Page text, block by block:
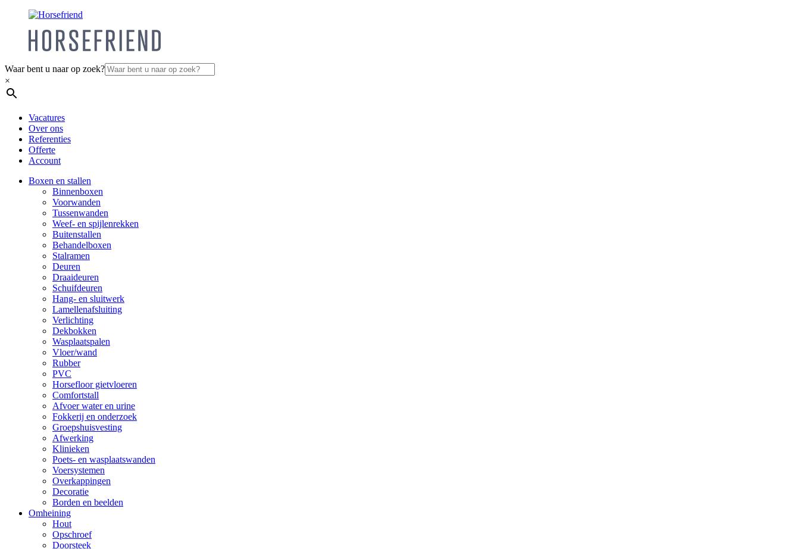
Waar bent u naar op zoek?
×
Vacatures
Over ons
Referenties
Offerte
Account
Boxen en stallen
Binnenboxen
Voorwanden
Tussenwanden
Weef- en spijlenrekken
Buitenstallen
Behandelboxen
Stalramen
Deuren
Draaideuren
Schuifdeuren
Hang- en sluitwerk
Lamellenafsluiting
Verlichting
Dekbokken
Wasplaatspalen
Vloer/wand
Rubber
PVC
Horsefloor gietvloeren
Comfortstall
Afvoer water en urine
Fokkerij en onderzoek
Groepshuisvesting
Afwerking
Klinieken
Poets- en wasplaatswanden
Voersystemen
Overkappingen
Decoratie
Borden en beelden
Omheining
Hout
Opschroef
Doorsteek